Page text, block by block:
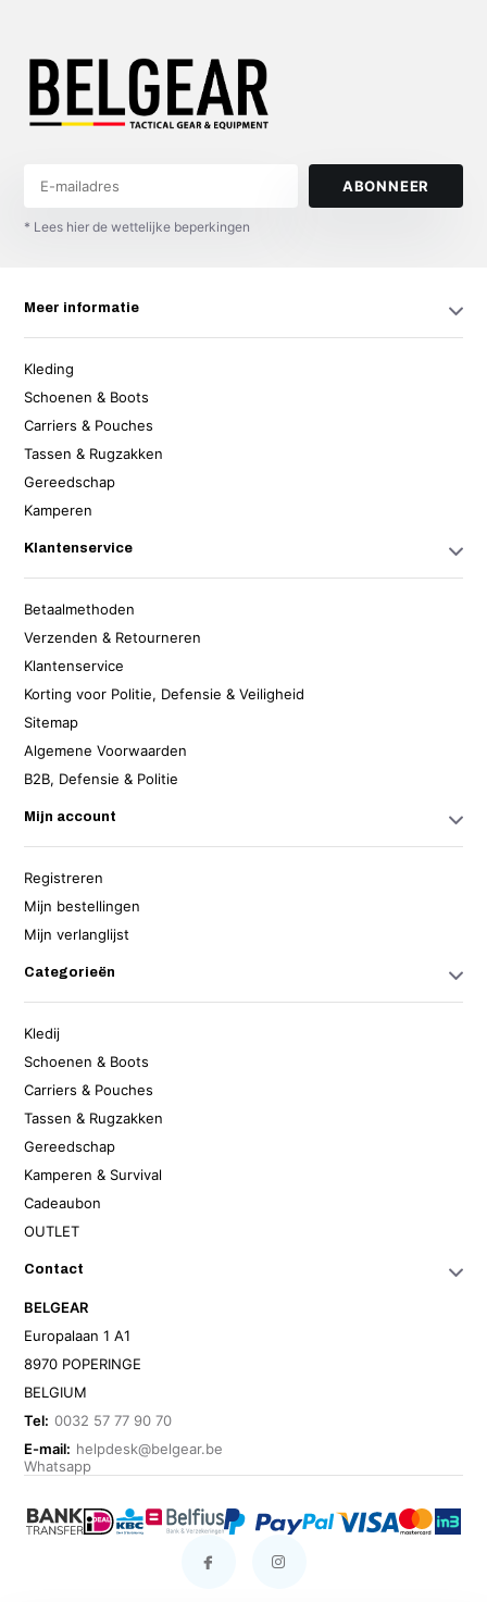
ABONNEER
* Lees hier de wettelijke beperkingen
Meer informatie
Kleding
Schoenen & Boots
Carriers & Pouches
Tassen & Rugzakken
Gereedschap
Kamperen
Klantenservice
Betaalmethoden
Verzenden & Retourneren
Klantenservice
Korting voor Politie, Defensie & Veiligheid
Sitemap
Algemene Voorwaarden
B2B, Defensie & Politie
Mijn account
Registreren
Mijn bestellingen
Mijn verlanglijst
Categorieën
Kledij
Schoenen & Boots
Carriers & Pouches
Tassen & Rugzakken
Gereedschap
Kamperen & Survival
Cadeaubon
OUTLET
Contact
BELGEAR
Europalaan 1 A1
8970 POPERINGE
BELGIUM
Tel: 0032 57 77 90 70
E-mail: helpdesk@belgear.be
Whatsapp